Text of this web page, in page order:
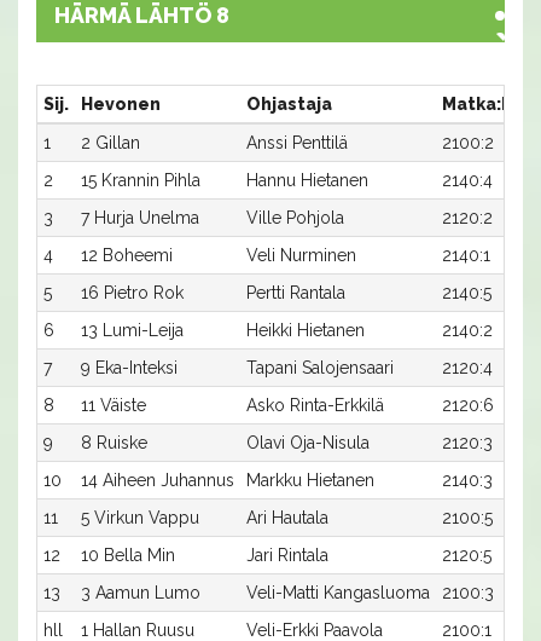
HÄRMÄ LÄHTÖ 8
Sij. Hevonen Ohjastaja
1
2 Gillan Anssi Penttilä
2100:2
2
15 Krannin Pihla Hannu Hietanen
2140:4
3
7 Hurja Unelma Ville Pohjola
2120:2
4
12 Boheemi Veli Nurminen
2140:1
5
16 Pietro Rok Pertti Rantala
2140:5
6
13 Lumi-Leija Heikki Hietanen
2140:2
7
9 Eka-Inteksi Tapani Salojensaari
2120:4
8
11 Väiste Asko Rinta-Erkkilä
2120:6
9
8 Ruiske Olavi Oja-Nisula
2120:3
10
14 Aiheen Juhannus Markku Hietanen
2140:3
11
5 Virkun Vappu Ari Hautala
2100:5
12
10 Bella Min Jari Rintala
2120:5
13
3 Aamun Lumo Veli-Matti Kangasluoma
2100:3
hll
1 Hallan Ruusu Veli-Erkki Paavola
2100:1